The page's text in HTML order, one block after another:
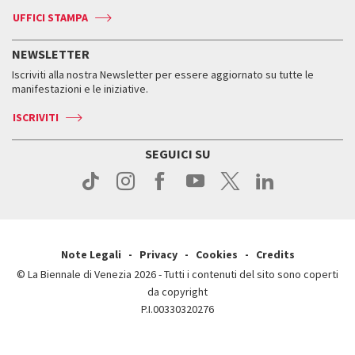
Press
Accrediti
Come raggiungerci
Accrediti
Come raggiungerci
Contatti
Press
Press
Edizioni passate
Orari e sedi
Biglietti
Servizi al pubblico
Come raggiungerci
Contatti
ASAC DATI
Storia
Orari e sedi
UFFICI STAMPA
NEWSLETTER
Iscriviti alla nostra Newsletter per essere aggiornato su tutte le
manifestazioni e le iniziative.
ISCRIVITI
SEGUICI SU
Note Legali Privacy Cookies
Credits
© La Biennale di Venezia 2026 - Tutti i contenuti del sito sono coperti
da copyright
P.I.00330320276